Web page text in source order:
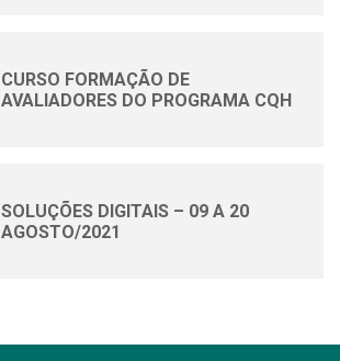
CURSO FORMAÇÃO DE
AVALIADORES DO PROGRAMA CQH
SOLUÇÕES DIGITAIS – 09 A 20
AGOSTO/2021